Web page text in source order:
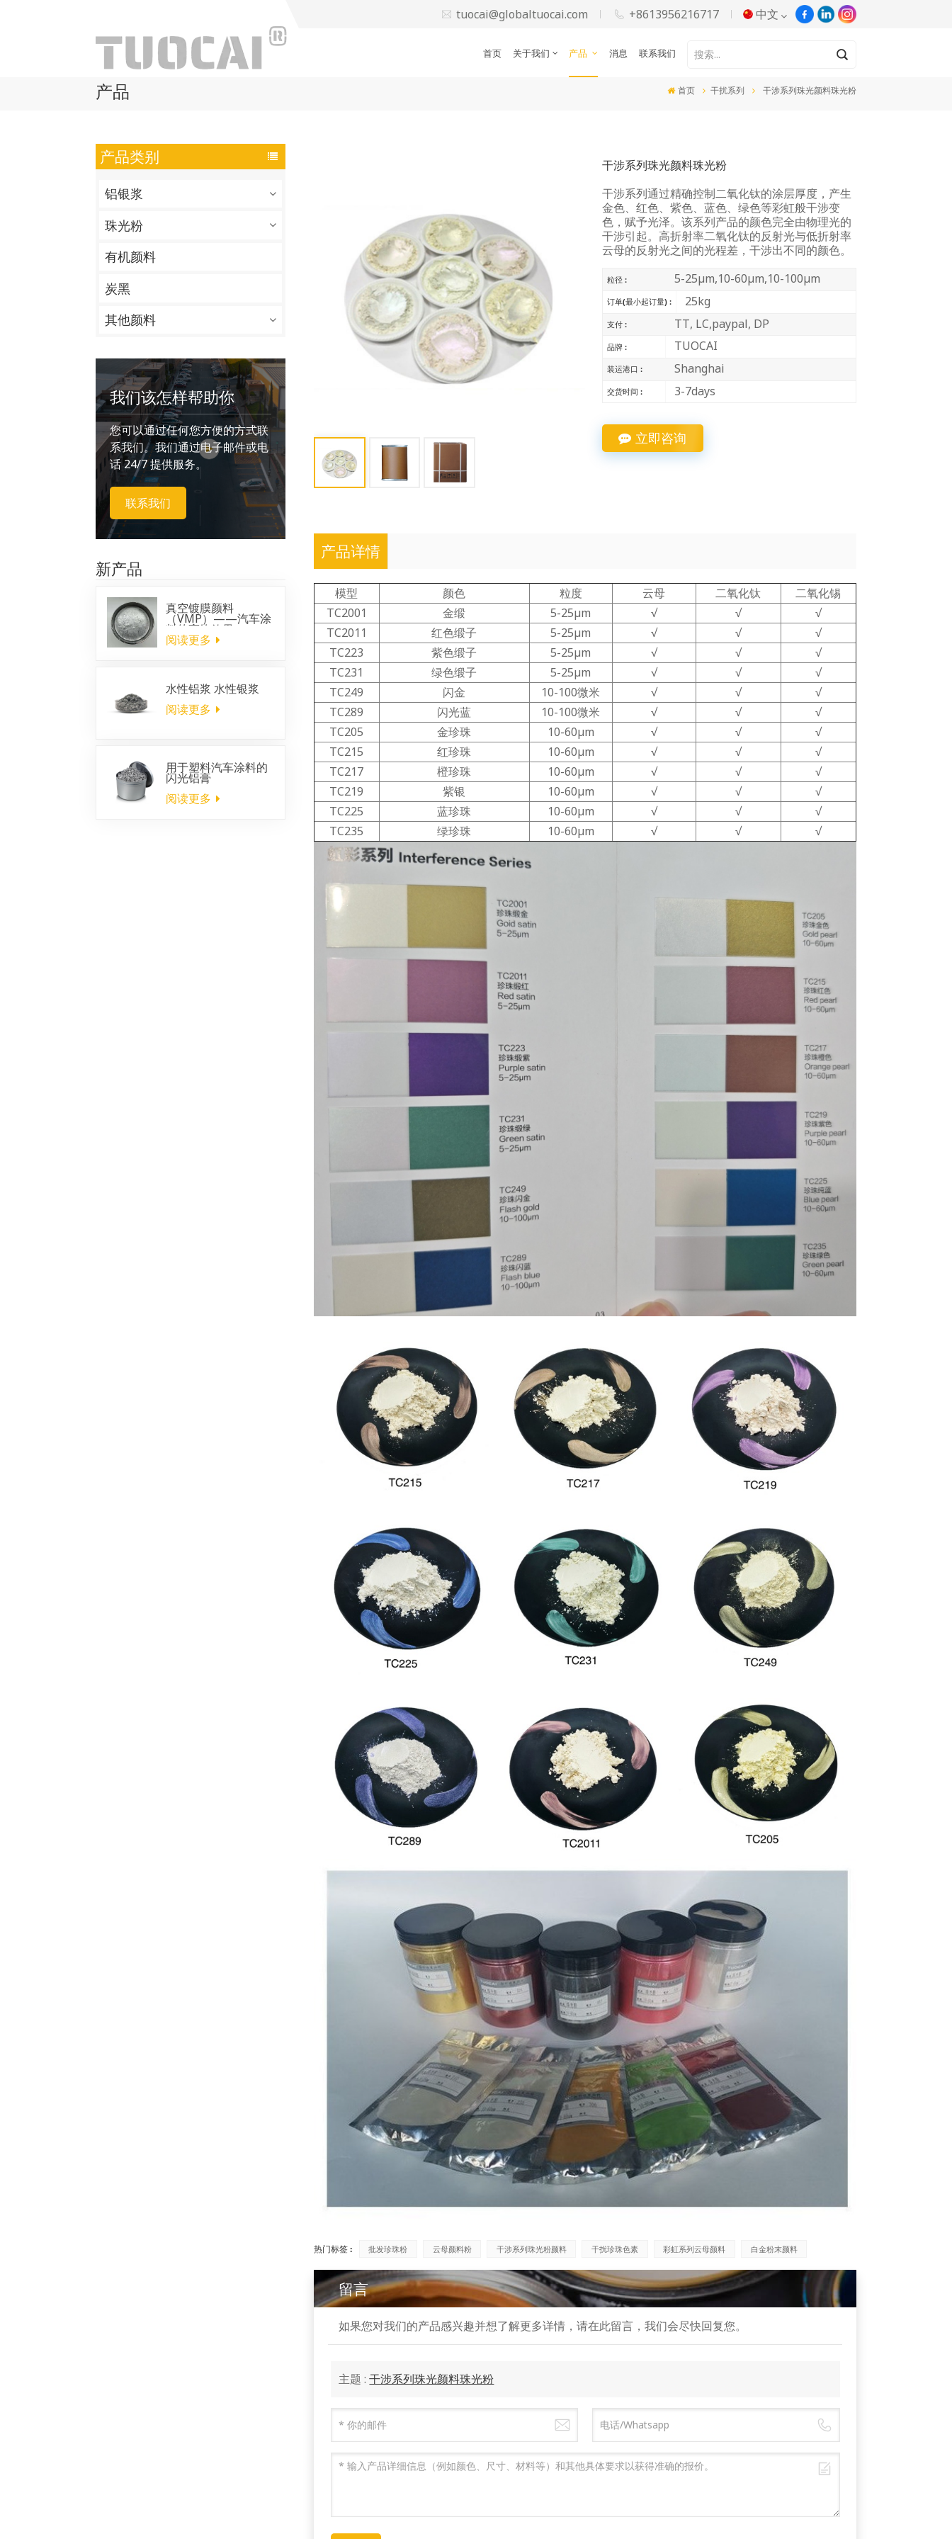
tuocai@globaltuocai.com +8613956216717 中文
한국어
Türkçe
首页 关于我们 产品 消息 联系我们
产品 首页 干扰系列 干涉系列珠光颜料珠光粉
产品类别
铝银浆
珠光粉
有机颜料
炭黑
其他颜料
我们该怎样帮助你
您可以通过任何您方便的方式联
系我们。我们通过电子邮件或电
话 24/7 提供服务。
联系我们
新产品
真空镀膜颜料
（VMP）——汽车涂
料的亮铬效果
阅读更多
水性铝浆 水性银浆
阅读更多
用于塑料汽车涂料的
闪光铝膏
阅读更多
干涉系列珠光颜料珠光粉
干涉系列通过精确控制二氧化钛的涂层厚度，产生
金色、红色、紫色、蓝色、绿色等彩虹般干涉变
色，赋予光泽。该系列产品的颜色完全由物理光的
干涉引起。高折射率二氧化钛的反射光与低折射率
云母的反射光之间的光程差，干涉出不同的颜色。
粒径 : 5-25μm,10-60μm,10-100μm
订单(最小起订量) : 25kg
支付 : TT, LC,paypal, DP
品牌 : TUOCAI
装运港口 : Shanghai
交货时间 : 3-7days
立即咨询
产品详情
模型 颜色 粒度 云母 二氧化钛
二氧化锡
TC2001
金缎 5-25μm √ √
√
TC2011
红色缎子 5-25μm √ √
√
TC223
紫色缎子 5-25μm √ √
√
TC231
绿色缎子 5-25μm √ √
√
TC249
闪金 10-100微米 √ √
√
TC289
闪光蓝 10-100微米 √ √
√
TC205
金珍珠 10-60μm √ √
√
TC215
红珍珠 10-60μm √ √
√
TC217
橙珍珠 10-60μm √ √
√
TC219
紫银 10-60μm √ √
√
TC225
蓝珍珠 10-60μm √ √
√
TC235
绿珍珠 10-60μm √ √ √
热门标签 : 批发珍珠粉 云母颜料粉 干涉系列珠光粉颜料 干扰珍珠色素 彩虹系列云母颜料 白金粉末颜料
留言
如果您对我们的产品感兴趣并想了解更多详情，请在此留言，我们会尽快回复您。
主题 :干涉系列珠光颜料珠光粉